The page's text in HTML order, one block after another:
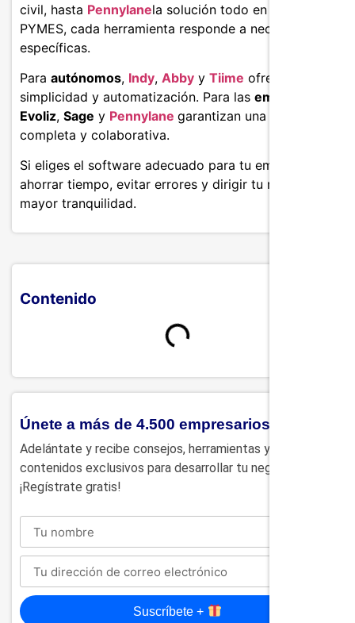
civil, hasta Pennylanela solución todo en uno para
PYMES, cada herramienta responde a necesidades
específicas.
Para autónomos, Indy, Abby y Tiime ofrecen
simplicidad y automatización. Para las empresas
Evoliz, Sage y Pennylane garantizan una gestión más
completa y colaborativa.
Si eliges el software adecuado para tu empresa, podrás
ahorrar tiempo, evitar errores y dirigir tu negocio con
mayor tranquilidad.
Contenido
Únete a más de 4.500 empresarios
Adelántate y recibe consejos, herramientas y
contenidos exclusivos para desarrollar tu negocio.
¡Regístrate gratis!
Suscríbete +